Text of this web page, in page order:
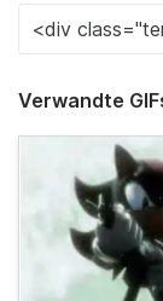
Verwandte